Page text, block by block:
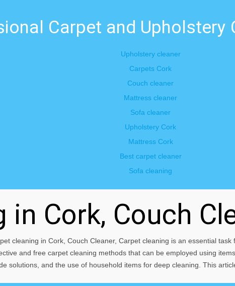
Carpet and Upholstery
Upholstery cleaner
Carpets Cork
Couch cleaner
Mattress cleaner
Sofa cleaner
Upholstery Cork
Mattress Cork
Best carpet cleaner
Sofa cleaning
in Cork, Couch
cleaning in Cork, Couch Cleaner, Carpet cleaning is an essential
and free carpet cleaning methods that can be employed using
solutions, and the use of household items for deep cleaning. This